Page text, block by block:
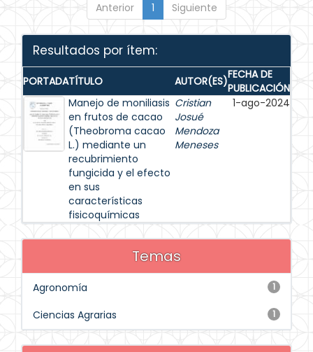
Anterior 1 Siguiente
Resultados por ítem:
PORTADATÍTULO AUTOR(ES)FECHA DE
PUBLICACIÓN
Manejo de moniliasis
en frutos de cacao
(Theobroma cacao
L.) mediante un
recubrimiento
fungicida y el efecto
en sus
características
fisicoquímicas
Cristian
Josué
Mendoza
Meneses
1-ago-2024
Temas
1
Agronomía
1
Ciencias Agrarias